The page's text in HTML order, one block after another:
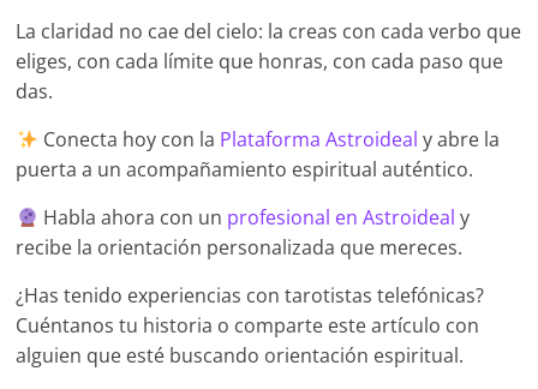
La claridad no cae del cielo: la creas con cada verbo que
eliges, con cada límite que honras, con cada paso que
das.
Conecta hoy con la Plataforma Astroideal y abre la
puerta a un acompañamiento espiritual auténtico.
Habla ahora con un profesional en Astroideal y
recibe la orientación personalizada que mereces.
¿Has tenido experiencias con tarotistas telefónicas?
Cuéntanos tu historia o comparte este artículo con
alguien que esté buscando orientación espiritual.